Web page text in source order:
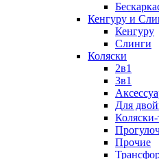
Кенгуру и
Кенгуру
Слинги
Коляски
2в1
3в1
Для
Коляски-
Прочие